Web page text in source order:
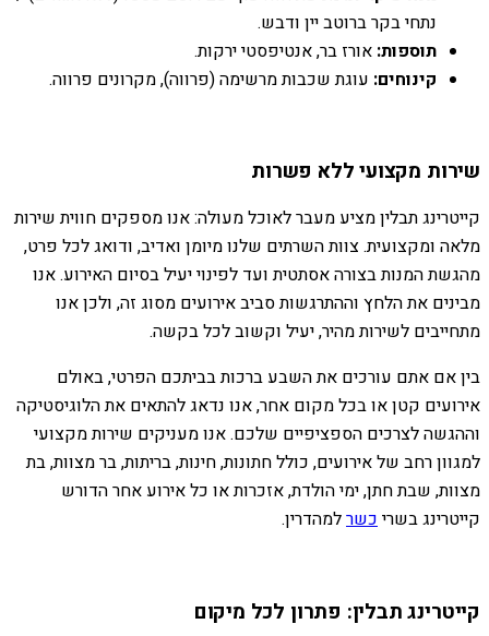
נתחי בקר ברוטב יין ודבש.
תוספות: אורז בר, אנטיפסטי ירקות.
קינוחים: עוגת שכבות מרשימה (פרווה), מקרונים פרווה.
שירות מקצועי ללא פשרות
קייטרינג תבלין מציע מעבר לאוכל מעולה: אנו מספקים חווית שירות
מלאה ומקצועית. צוות השרתים שלנו מיומן ואדיב, ודואג לכל פרט,
מהגשת המנות בצורה אסתטית ועד לפינוי יעיל בסיום האירוע. אנו
מבינים את הלחץ וההתרגשות סביב אירועים מסוג זה, ולכן אנו
מתחייבים לשירות מהיר, יעיל וקשוב לכל בקשה.
בין אם אתם עורכים את השבע ברכות בביתכם הפרטי, באולם
אירועים קטן או בכל מקום אחר, אנו נדאג להתאים את הלוגיסטיקה
וההגשה לצרכים הספציפיים שלכם. אנו מעניקים שירות מקצועי
למגוון רחב של אירועים, כולל חתונות, חינות, בריתות, בר מצוות, בת
מצוות, שבת חתן, ימי הולדת, אזכרות או כל אירוע אחר הדורש
קייטרינג בשריכשרלמהדרין.
קייטרינג תבלין: פתרון לכל מיקום